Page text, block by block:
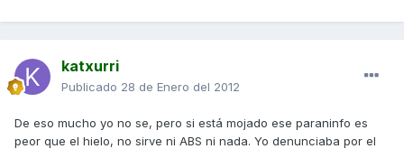
katxurri
Publicado 28 de Enero del 2012
De eso mucho yo no se, pero si está mojado ese paraninfo es
peor que el hielo, no sirve ni ABS ni nada. Yo denunciaba por el